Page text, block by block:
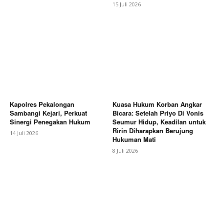
15 Juli 2026
Kapolres Pekalongan
Sambangi Kejari, Perkuat
Sinergi Penegakan Hukum
14 Juli 2026
Kuasa Hukum Korban Angkar
Bicara: Setelah Priyo Di Vonis
Seumur Hidup, Keadilan untuk
Ririn Diharapkan Berujung
Hukuman Mati
8 Juli 2026